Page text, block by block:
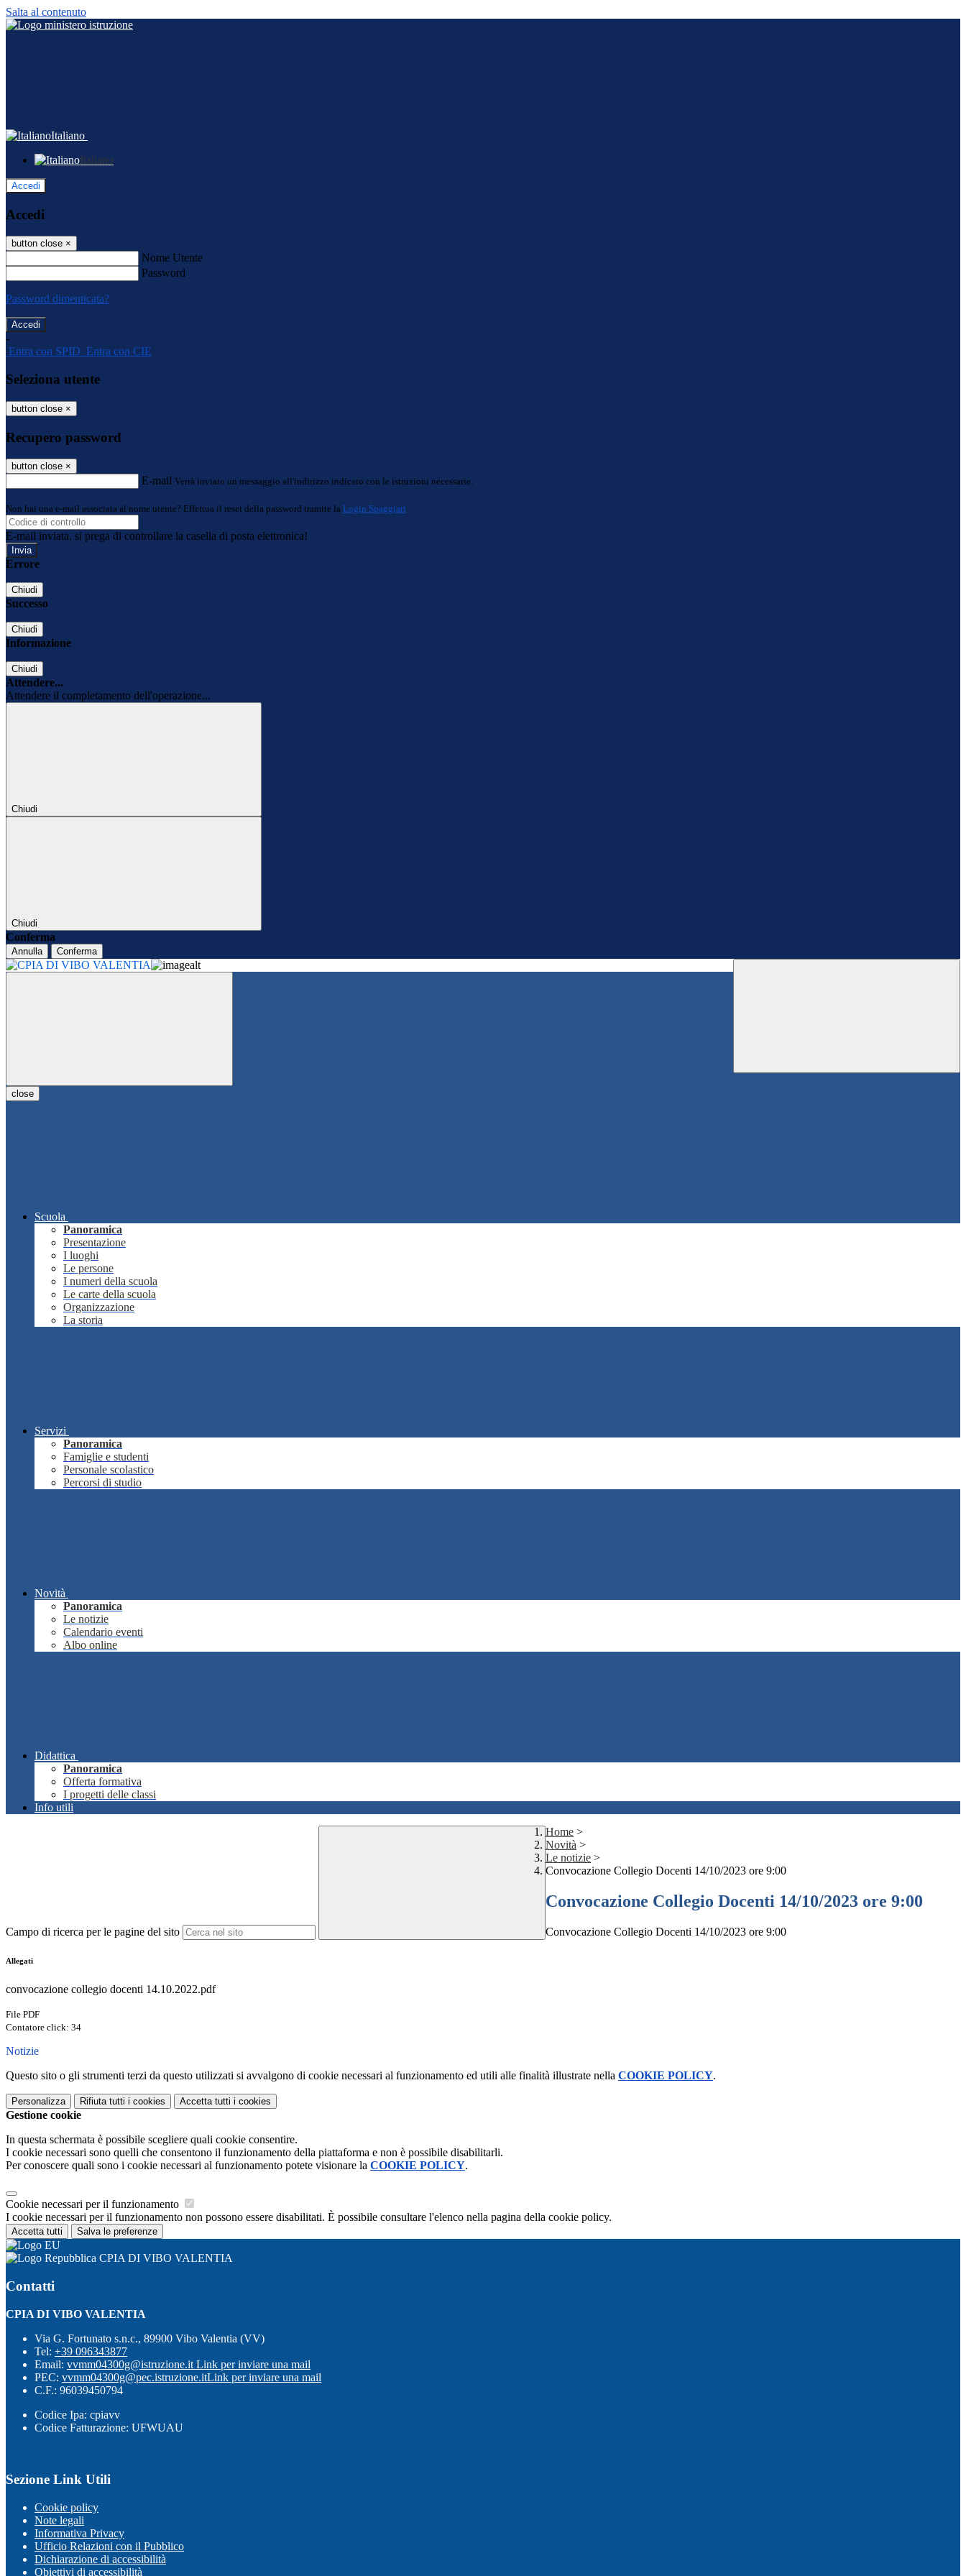
Salta al contenuto
Italiano
Italiano
Accedi
Accedi
button close ×
Nome Utente
Password
Password dimenticata?
-
Entra con SPID Entra con CIE
Seleziona utente
button close ×
Recupero password
button close ×
E-mail Verrà inviato un messaggio all'indirizzo indicato con le istruzioni necessarie.
Non hai una e-mail associata al nome utente? Effettua il reset della password tramite la Login Spaggiari
E-mail inviata, si prega di controllare la casella di posta elettronica!
Errore
Chiudi
Successo
Chiudi
Informazione
Chiudi
Attendere...
Attendere il completamento dell'operazione...
Chiudi
Chiudi
Conferma
Annulla Conferma
close
Scuola
Panoramica
Presentazione
I luoghi
Le persone
I numeri della scuola
Le carte della scuola
Organizzazione
La storia
Servizi
Panoramica
Famiglie e studenti
Personale scolastico
Percorsi di studio
Novità
Panoramica
Le notizie
Calendario eventi
Albo online
Didattica
Panoramica
Offerta formativa
I progetti delle classi
Info utili
Campo di ricerca per le pagine del sito
Home >
Novità >
Le notizie >
Convocazione Collegio Docenti 14/10/2023 ore 9:00
Convocazione Collegio Docenti 14/10/2023 ore 9:00
Convocazione Collegio Docenti 14/10/2023 ore 9:00
Allegati
convocazione collegio docenti 14.10.2022.pdf
File PDF
Contatore click: 34
Notizie
Questo sito o gli strumenti terzi da questo utilizzati si avvalgono di cookie necessari al funzionamento ed utili alle finalità illustrate nella COOKIE POLICY.
Personalizza Rifiuta tutti i cookies Accetta tutti i cookies
Gestione cookie
In questa schermata è possibile scegliere quali cookie consentire.
I cookie necessari sono quelli che consentono il funzionamento della piattaforma e non è possibile disabilitarli.
Per conoscere quali sono i cookie necessari al funzionamento potete visionare la COOKIE POLICY.
Cookie necessari per il funzionamento
I cookie necessari per il funzionamento non possono essere disabilitati. È possibile consultare l'elenco nella pagina della cookie policy.
Accetta tutti Salva le preferenze
CPIA DI VIBO VALENTIA
Contatti
CPIA DI VIBO VALENTIA
Via G. Fortunato s.n.c., 89900 Vibo Valentia (VV)
Tel: +39 096343877
Email: vvmm04300g@istruzione.it Link per inviare una mail
PEC: vvmm04300g@pec.istruzione.itLink per inviare una mail
C.F.: 96039450794
Codice Ipa: cpiavv
Codice Fatturazione: UFWUAU
Sezione Link Utili
Cookie policy
Note legali
Informativa Privacy
Ufficio Relazioni con il Pubblico
Dichiarazione di accessibilità
Obiettivi di accessibilità